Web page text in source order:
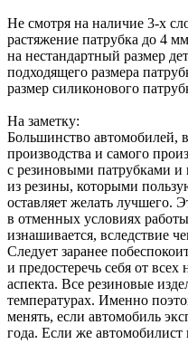
Не смотря на наличие 3-х
растяжение патрубка до 4
на нестандартный размер
подходящего размера
размер силиконового
На заметку:
Большинство автомобилей,
производства и самого
с резиновыми патрубками
из резины, которыми
оставляет желать лучшего.
в отменных условиях
изнашивается, вследствие
Следует заранее
и предостеречь себя от
аспекта. Все резиновые
температурах. Именно
менять, если автомобиль
года. Если же автомобилист